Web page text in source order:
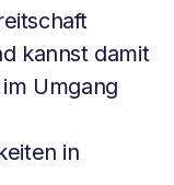
kannst damit
Umgang
in